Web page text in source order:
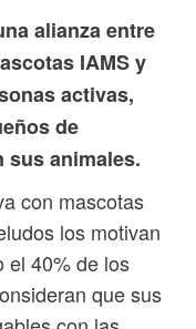
alianza entre
IAMS ​​y
activas,
de
sus animales.
con mascotas
los motivan
el 40% de los
que sus